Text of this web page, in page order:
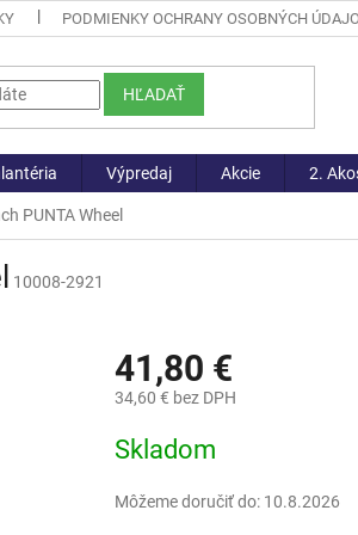
PODMIENKY OCHRANY OSOBNÝCH
HĽADAŤ
Výpredaj Akcie 2.
PUNTA Wheel
10008-2921
41,80 €
34,60 € bez DPH
cena:
Skladom
Môžeme doručiť do: 10.8.2026